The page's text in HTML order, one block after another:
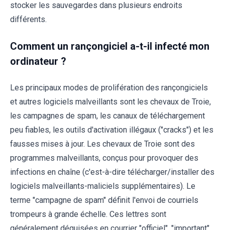
stocker les sauvegardes dans plusieurs endroits
différents.
Comment un rançongiciel a-t-il infecté mon
ordinateur ?
Les principaux modes de prolifération des rançongiciels
et autres logiciels malveillants sont les chevaux de Troie,
les campagnes de spam, les canaux de téléchargement
peu fiables, les outils d'activation illégaux ("cracks") et les
fausses mises à jour. Les chevaux de Troie sont des
programmes malveillants, conçus pour provoquer des
infections en chaîne (c'est-à-dire télécharger/installer des
logiciels malveillants-maliciels supplémentaires). Le
terme "campagne de spam" définit l'envoi de courriels
trompeurs à grande échelle. Ces lettres sont